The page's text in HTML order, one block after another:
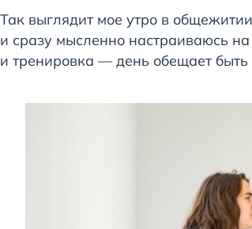
Так выглядит мое утро в
и сразу мысленно настраиваюсь
и тренировка — день обещает